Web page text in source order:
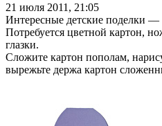
21 июля 2011, 21:05
Интересные детские поделки
Потребуется цветной картон,
глазки.
Сложите картон пополам,
вырежьте держа картон